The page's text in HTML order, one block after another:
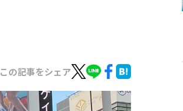
この記事をシェア